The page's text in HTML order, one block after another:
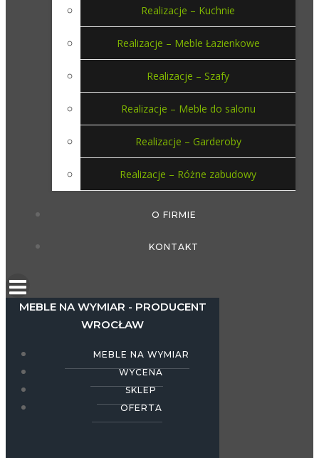
Realizacje – Kuchnie
Realizacje – Meble Łazienkowe
Realizacje – Szafy
Realizacje – Meble do salonu
Realizacje – Garderoby
Realizacje – Różne zabudowy
O FIRMIE
KONTAKT
MEBLE NA WYMIAR - PRODUCENT
WROCŁAW
MEBLE NA WYMIAR
WYCENA
SKLEP
OFERTA